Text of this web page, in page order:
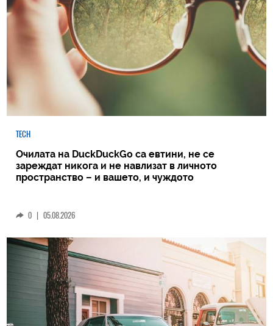
TECH
Очилата на DuckDuckGo са евтини, не се
зареждат никога и не навлизат в личното
пространство – и вашето, и чуждото
0 | 05.08.2026